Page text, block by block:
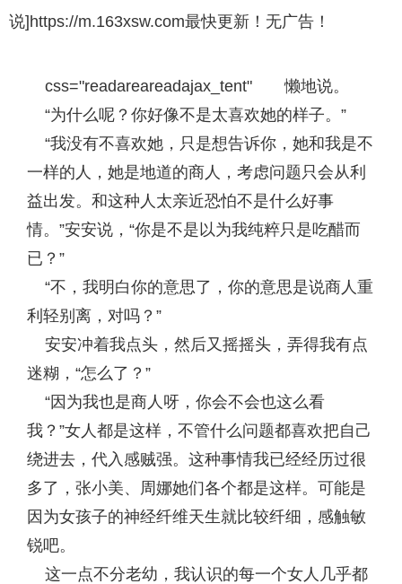
说]https://m.163xsw.com最快更新！无广告！
css="readareareadajax_tent" 懒地说。
“为什么呢？你好像不是太喜欢她的样子。”
“我没有不喜欢她，只是想告诉你，她和我是不
一样的人，她是地道的商人，考虑问题只会从利
益出发。和这种人太亲近恐怕不是什么好事
情。”安安说，“你是不是以为我纯粹只是吃醋而
已？”
“不，我明白你的意思了，你的意思是说商人重
利轻别离，对吗？”
安安冲着我点头，然后又摇摇头，弄得我有点
迷糊，“怎么了？”
“因为我也是商人呀，你会不会也这么看
我？”女人都是这样，不管什么问题都喜欢把自己
绕进去，代入感贼强。这种事情我已经经历过很
多了，张小美、周娜她们各个都是这样。可能是
因为女孩子的神经纤维天生就比较纤细，感触敏
锐吧。
这一点不分老幼，我认识的每一个女人几乎都